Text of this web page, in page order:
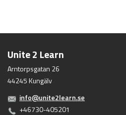
Unite 2 Learn
Arntorpsgatan 26
44245 Kungälv
info@unite2learn.se
+46730-405201